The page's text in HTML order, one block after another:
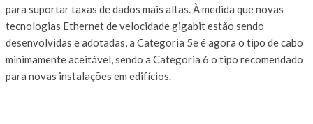
para suportar taxas de dados mais altas. À medida que novas
tecnologias Ethernet de velocidade gigabit estão sendo
desenvolvidas e adotadas, a Categoria 5e é agora o tipo de cabo
minimamente aceitável, sendo a Categoria 6 o tipo recomendado
para novas instalações em edifícios.